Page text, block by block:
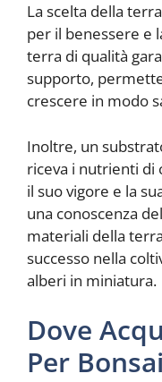
La scelta della
per il benessere e
terra di qualità
supporto,
crescere in modo
Inoltre, un
riceva i nutrienti di
il suo vigore e la
una conoscenza
materiali della
successo nella
alberi in miniatura.
Dove
Per Bonsai